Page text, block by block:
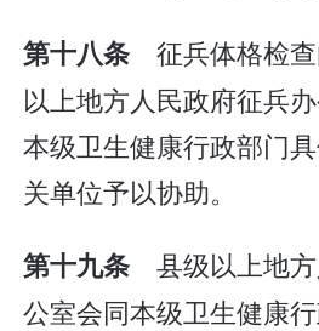
第十八条 征兵体格检
以上地方人民政府征兵
本级卫生健康行政部门
关单位予以协助。
第十九条 县级以上地
公室会同本级卫生健康